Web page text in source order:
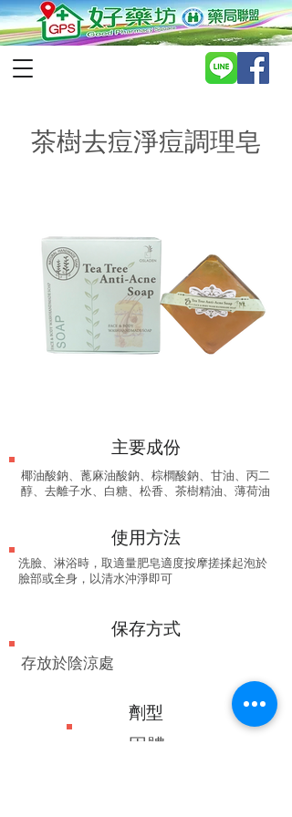
茶樹去痘淨痘調理皂
​椰油酸鈉、蓖麻油酸鈉、棕櫚酸鈉、甘油、丙二
醇、去離子水、白糖、松香、茶樹精油、薄荷油
​主要成份
洗臉、淋浴時，取適量肥皂適度按摩搓揉起泡於
臉部或全身，以清水沖淨即可
使用方法
存放於陰涼處
保存方式
固體
劑型